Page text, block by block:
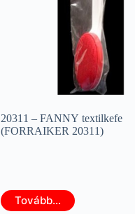
20311 – FANNY textilkefe
(FORRAIKER 20311)
Tovább...